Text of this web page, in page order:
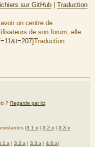
sur GitHub | Traduction
un centre de
de son forum, elle
]Traduction
? Regarde par ici
(3.1.x |3.2.x |3.3.x
|3.2.x |3.3.x |4.0.x)